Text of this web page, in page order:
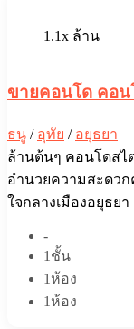
1.1x ล้าน
ขายคอนโด คอน
ธนู / อุทัย / อยุธยา
ล้านต้นๆ คอนโดสไ
อำนวยความสะดว
ใจกลางเมืองอยุธยา
-
1ชั้น
1ห้อง
1ห้อง